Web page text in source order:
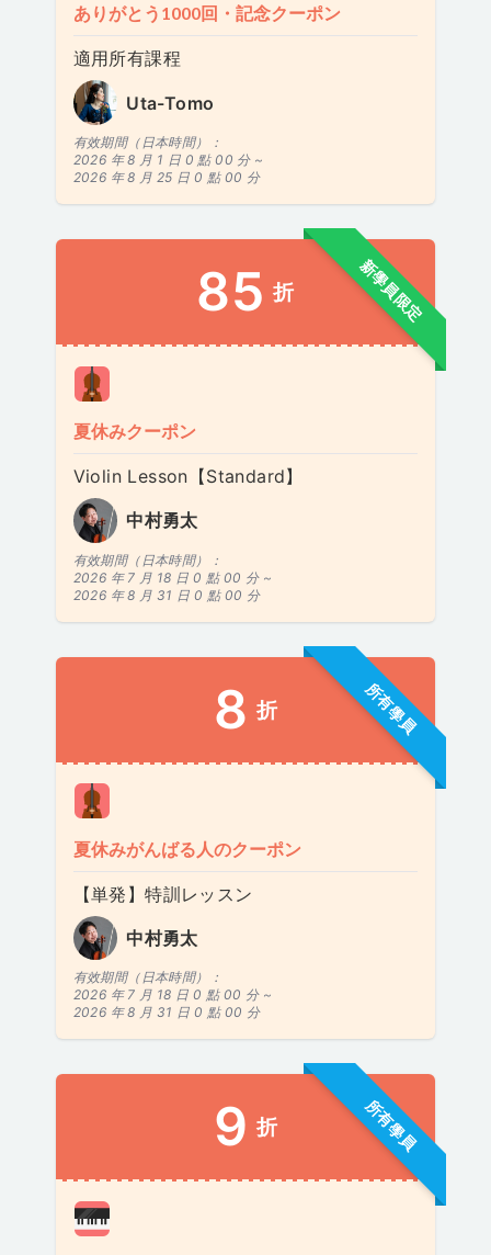
ありがとう1000回・記念クーポン
適用所有課程
Uta-Tomo
有效期間（日本時間）：
2026 年 8 月 1 日 0 點 00 分 ~
2026 年 8 月 25 日 0 點 00 分
新學員限定
85 折
夏休みクーポン
Violin Lesson【Standard】
中村勇太
有效期間（日本時間）：
2026 年 7 月 18 日 0 點 00 分 ~
2026 年 8 月 31 日 0 點 00 分
所有學員
8 折
夏休みがんばる人のクーポン
【単発】特訓レッスン
中村勇太
有效期間（日本時間）：
2026 年 7 月 18 日 0 點 00 分 ~
2026 年 8 月 31 日 0 點 00 分
所有學員
9 折